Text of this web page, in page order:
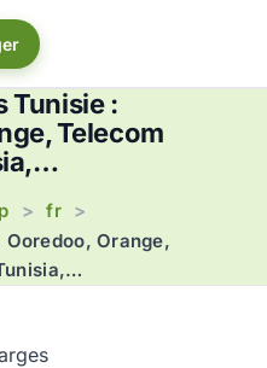
Tunisie :
Telecom
> fr >
Ooredoo, Orange,